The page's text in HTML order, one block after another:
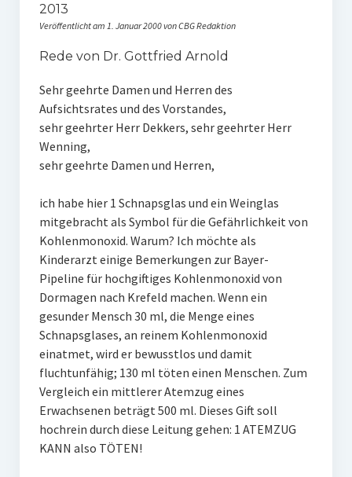
Störfälle
Jahrestagung
2013
Veröffentlicht am 1. Januar 2000 von CBG Redaktion
Rede von Dr. Gottfried Arnold
Sehr geehrte Damen und Herren des
Aufsichtsrates und des Vorstandes,
sehr geehrter Herr Dekkers, sehr geehrter Herr
Wenning,
sehr geehrte Damen und Herren,
ich habe hier 1 Schnapsglas und ein Weinglas
mitgebracht als Symbol für die Gefährlichkeit von
Kohlenmonoxid. Warum? Ich möchte als
Kinderarzt einige Bemerkungen zur Bayer-
Pipeline für hochgiftiges Kohlenmonoxid von
Dormagen nach Krefeld machen. Wenn ein
gesunder Mensch 30 ml, die Menge eines
Schnapsglases, an reinem Kohlenmonoxid
einatmet, wird er bewusstlos und damit
fluchtunfähig; 130 ml töten einen Menschen. Zum
Vergleich ein mittlerer Atemzug eines
Erwachsenen beträgt 500 ml. Dieses Gift soll
hochrein durch diese Leitung gehen: 1 ATEMZUG
KANN also TÖTEN!